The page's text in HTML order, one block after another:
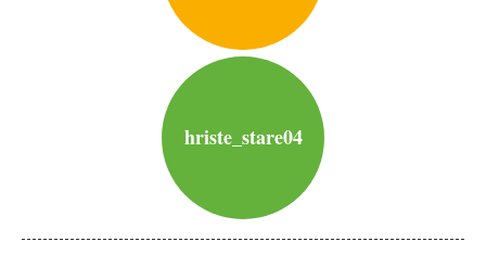
hriste_stare04